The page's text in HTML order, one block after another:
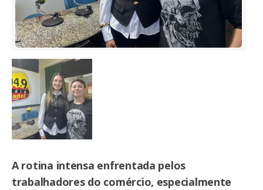
A rotina intensa enfrentada pelos
trabalhadores do comércio, especialmente